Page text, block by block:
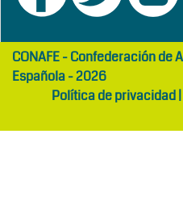
girls
abaya
maltepe
otelCONAFE - Confederación de
Española - 2026
Política de privacidad|